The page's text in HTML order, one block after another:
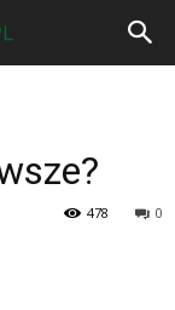
0
478